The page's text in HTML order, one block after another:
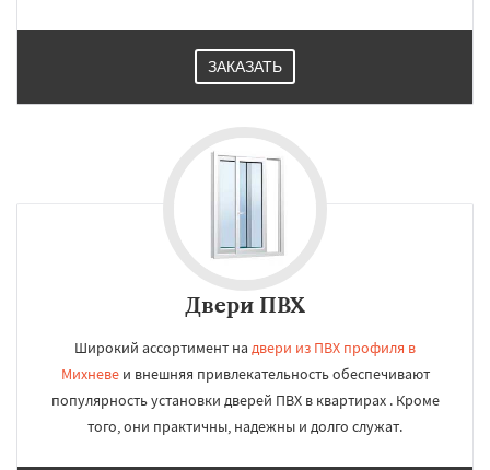
ЗАКАЗАТЬ
Двери ПВХ
Широкий ассортимент на двери из ПВХ профиля в
Михневеи внешняя привлекательность обеспечивают
популярность установки дверей ПВХ в квартирах . Кроме
того, они практичны, надежны и долго служат.